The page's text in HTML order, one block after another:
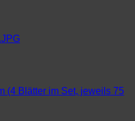
(4 Blätter im Set, jeweils 75